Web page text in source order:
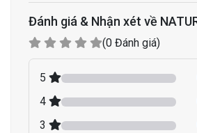
Đánh giá & Nhận xét về
(0 Đánh giá)
5
4
3